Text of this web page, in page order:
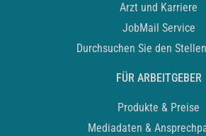
Arzt und Karriere
JobMail Service
Durchsuchen Sie den
FÜR ARBEITGEBER
Produkte & Preise
Mediadaten &